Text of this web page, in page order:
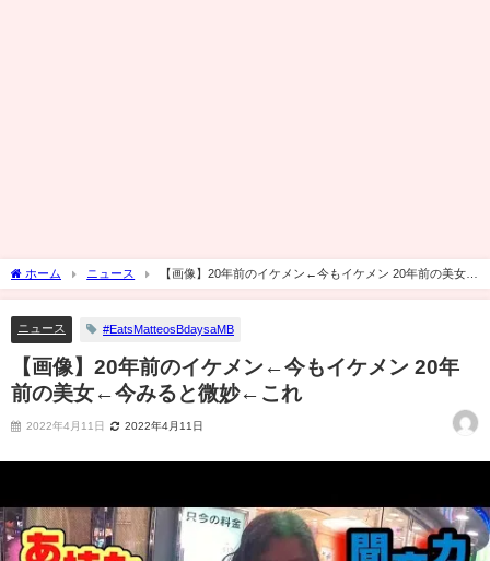
ホーム ニュース
【画像】20年前のイケメン←今もイケメン 20年前の美女←
今みると微妙←これ
ニュース #EatsMatteosBdaysaMB
【画像】20年前のイケメン←今もイケメン 20年
前の美女←今みると微妙←これ
2022年4月11日 2022年4月11日